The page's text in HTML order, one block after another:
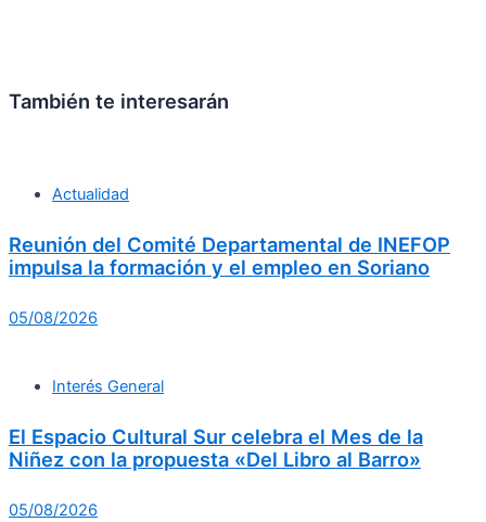
También te interesarán
Actualidad
Reunión del Comité Departamental de INEFOP
impulsa la formación y el empleo en Soriano
05/08/2026
Interés General
El Espacio Cultural Sur celebra el Mes de la
Niñez con la propuesta «Del Libro al Barro»
05/08/2026